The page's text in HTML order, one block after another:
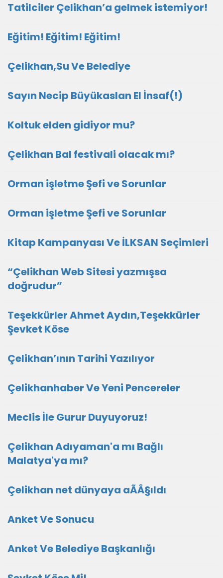
Tatilciler Çelikhan’a gelmek istemiyor!
Eğitim! Eğitim! Eğitim!
Çelikhan,Su Ve Belediye
Sayın Necip Büyükaslan El İnsaf(!)
Koltuk elden gidiyor mu?
Çelikhan Bal festivali olacak mı?
Orman işletme Şefi ve Sorunlar
Orman işletme Şefi ve Sorunlar
Kitap Kampanyası Ve İLKSAN Seçimleri
“Çelikhan Web Sitesi yazmışsa
doğrudur”
Teşekkürler Ahmet Aydın,Teşekkürler
Şevket Köse
Çelikhan’ının Tarihi Yazılıyor
Çelikhanhaber Ve Yeni Pencereler
Meclis İle Gurur Duyuyoruz!
Çelikhan Adıyaman'a mı Bağlı
Malatya'ya mı?
Çelikhan net dünyaya aÃÂ§ıldı
Anket Ve Sonucu
Anket Ve Belediye Başkanlığı